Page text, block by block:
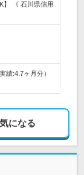
】 《 石川県信用
績:4.7ヶ月分）
気になる